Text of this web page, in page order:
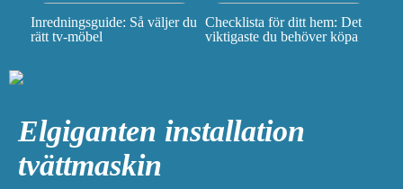
Inredningsguide: Så väljer du
rätt tv-möbel
Checklista för ditt hem: Det
viktigaste du behöver köpa
Elgiganten installation
tvättmaskin